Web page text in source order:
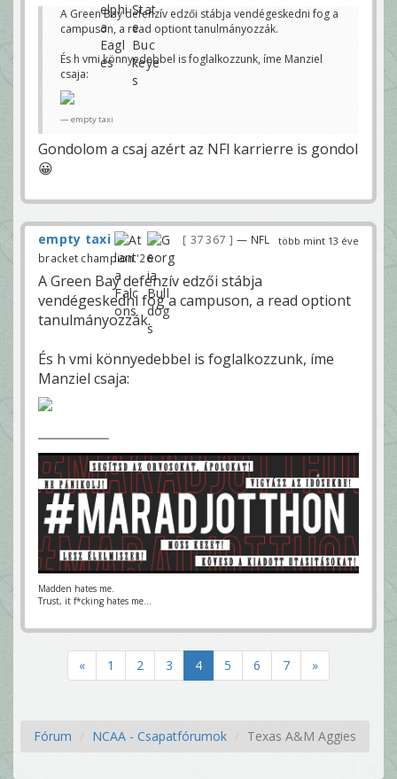
A Green Bay defenzív edzői stábja vendégeskedni fog a
campuson, a read optiont tanulmányozzák.
És h vmi könnyedebbel is foglalkozzunk, íme Manziel
csaja:
empty taxi
Gondolom a csaj azért az NFl karrierre is gondol
😀
több mint 13 éve
empty taxi 37 367
— NFL
bracket champion '26
A Green Bay defenzív edzői stábja
vendégeskedni fog a campuson, a read optiont
tanulmányozzák.
És h vmi könnyedebbel is foglalkozzunk, íme
Manziel csaja:
Madden hates me.
Trust, it f*cking hates me...
« 1 2 3 4 5 6 7 »
Fórum NCAA - Csapatfórumok Texas A&M Aggies